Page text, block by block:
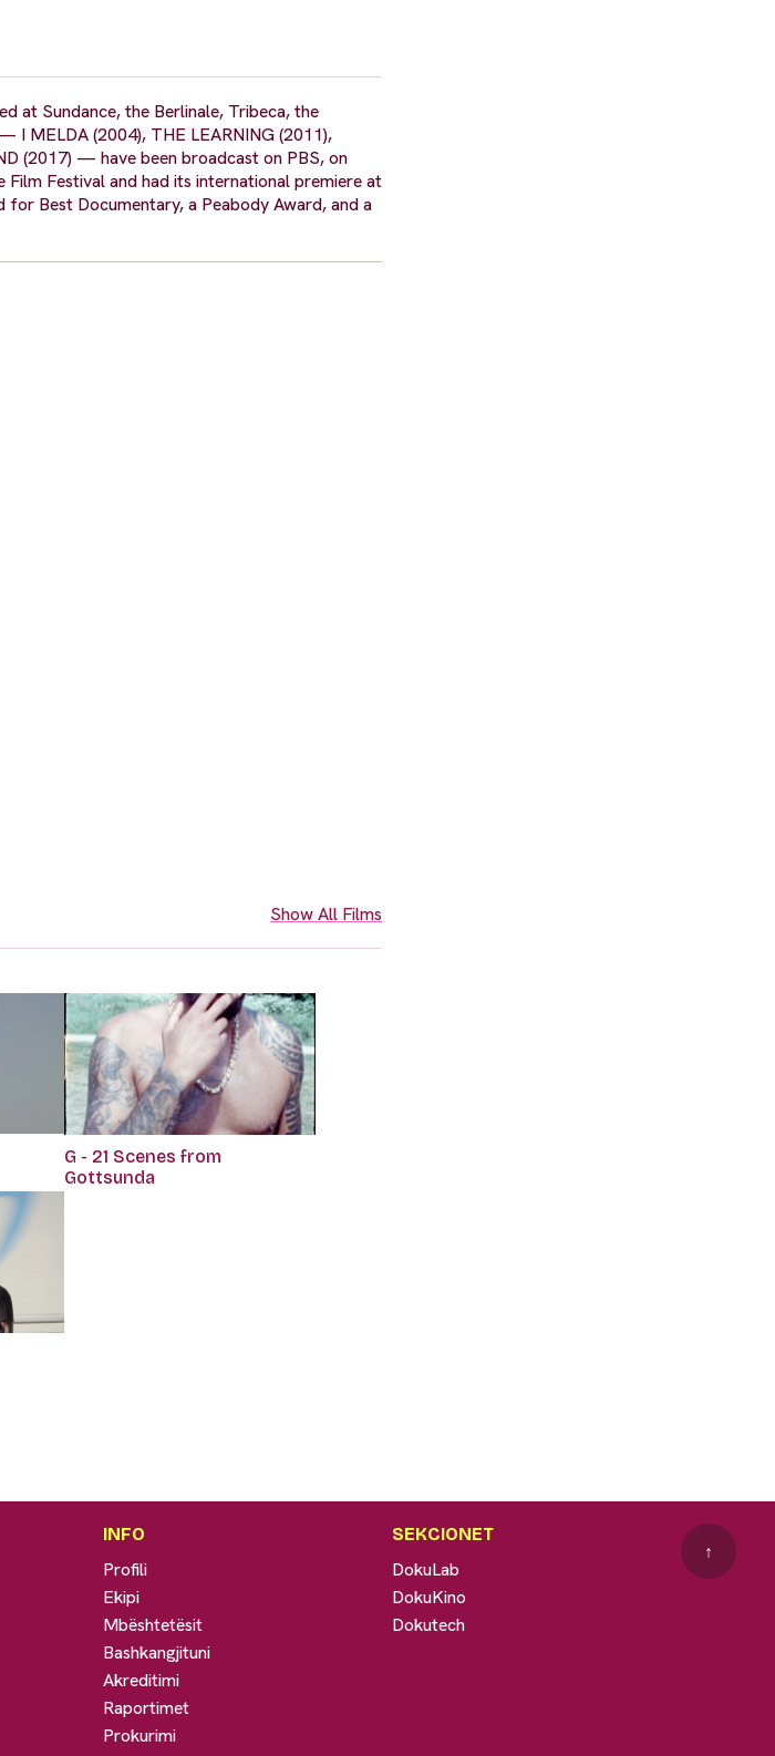
at Sundance, the Berlinale, Tribeca, the
I MELDA (2004), THE LEARNING (2011),
(2017) — have been broadcast on PBS, on
Festival and had its international premiere at
Best Documentary, a Peabody Award, and a
Show All Films
G - 21 Scenes from
Gottsunda
INFO
Profili
Ekipi
Mbështetësit
Bashkangjituni
Akreditimi
Raportimet
Prokurimi
SEKCIONET
DokuLab
DokuKino
Dokutech
↑